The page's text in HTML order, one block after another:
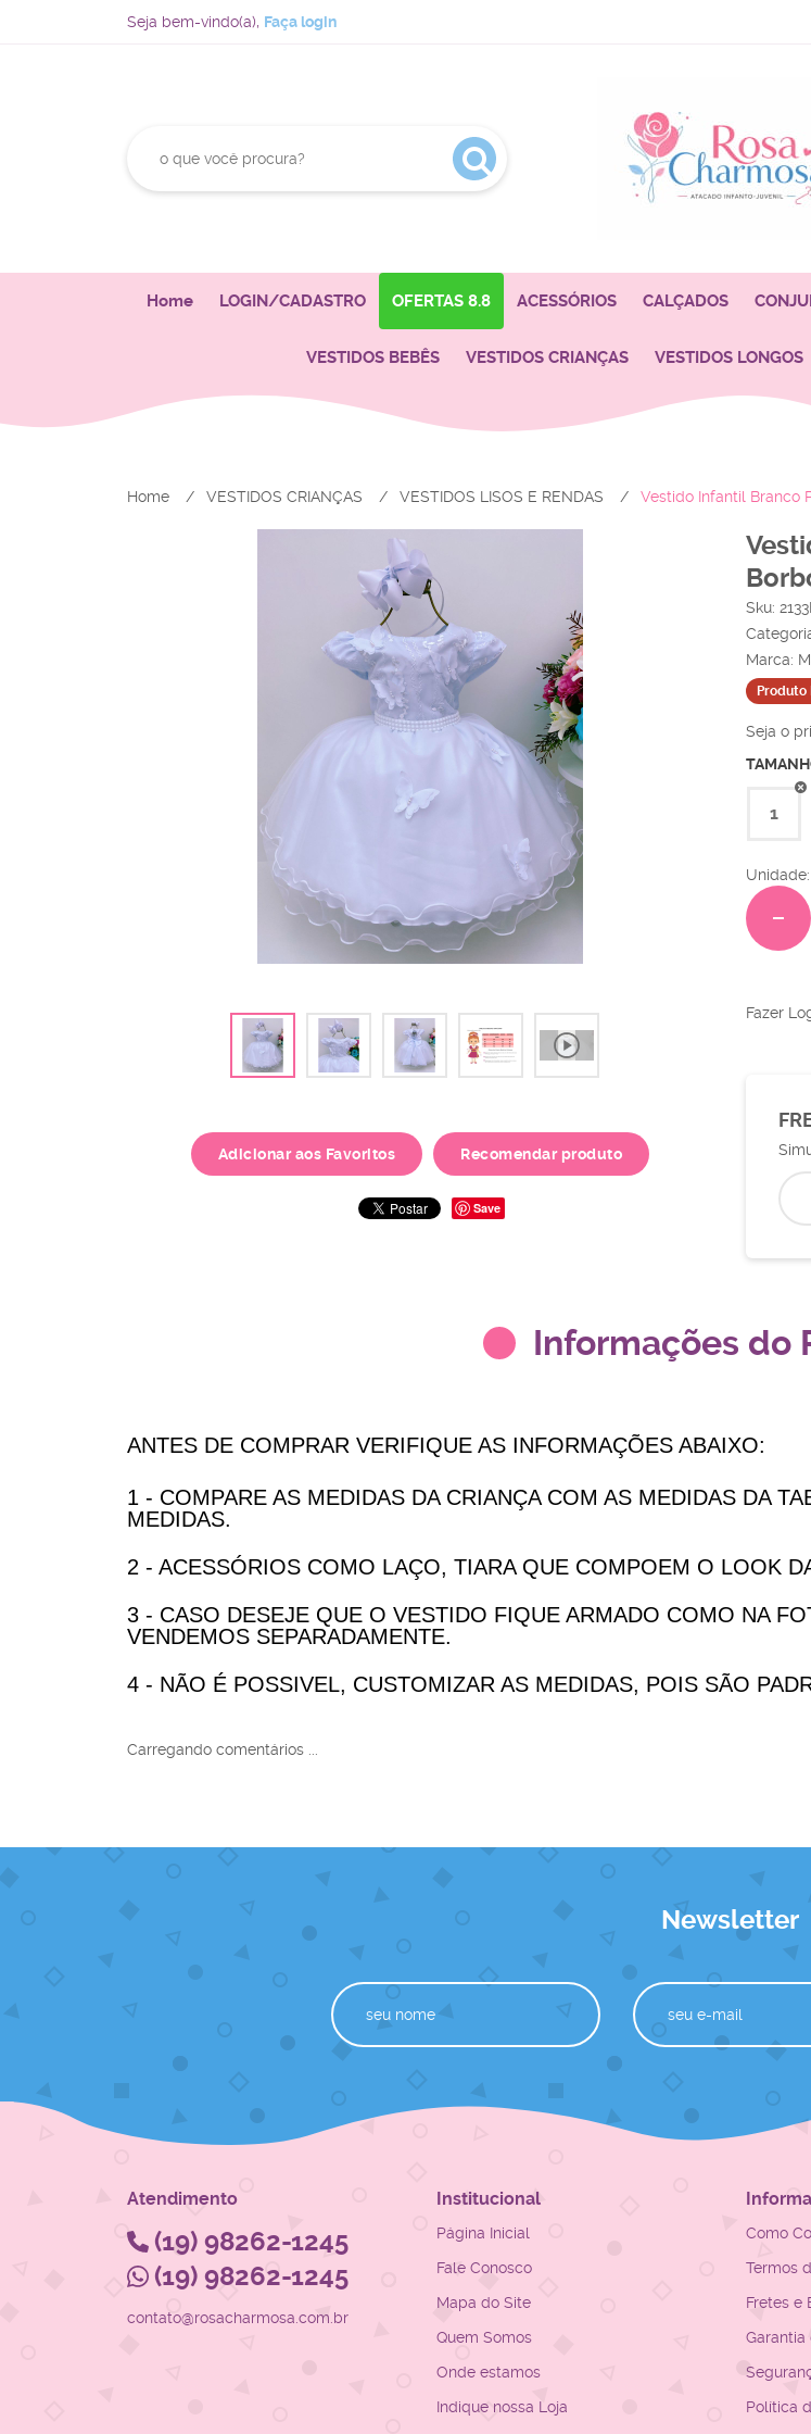
Seja bem-vindo(a), Faça login
Home LOGIN/CADASTRO OFERTAS 8.8 ACESSÓRIOS CALÇADOS
VESTIDOS BEBÊS VESTIDOS CRIANÇAS VESTIDOS LONGOS
Home VESTIDOS CRIANÇAS VESTIDOS LISOS E RENDAS Vestido Infantil Branco
Adicionar aos Favoritos Recomendar produto
Save
Sku:
Marca:
Seja o
1
Fazer
Informações do
ANTES DE COMPRAR VERIFIQUE AS INFORMAÇÕES ABAIXO:
1 - COMPARE AS MEDIDAS DA CRIANÇA COM AS MEDIDAS DA
MEDIDAS.
2 - ACESSÓRIOS COMO LAÇO, TIARA QUE COMPOEM O LOOK
3 - CASO DESEJE QUE O VESTIDO FIQUE ARMADO COMO NA
VENDEMOS SEPARADAMENTE.
4 - NÃO É POSSIVEL, CUSTOMIZAR AS MEDIDAS, POIS SÃO
Carregando comentários ...
Newsletter
Atendimento
(19) 98262-1245
(19) 98262-1245
contato@rosacharmosa.com.br
Institucional
Página Inicial
Fale Conosco
Mapa do Site
Quem Somos
Onde estamos
Indique nossa Loja
Como
Termos
Fretes e
Política